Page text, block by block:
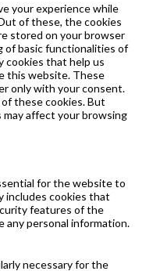
your experience while
of these, the cookies
stored on your browser
of basic functionalities of
cookies that help us
this website. These
only with your consent.
these cookies. But
affect your browsing
for the website to
includes cookies that
features of the
any personal information.
necessary for the